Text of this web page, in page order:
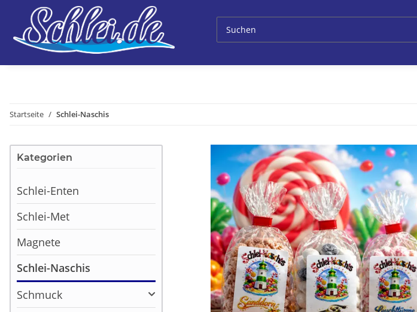
Startseite Schlei-Naschis
Kategorien
Schlei-Enten
Schlei-Met
Magnete
Schlei-Naschis
Schmuck